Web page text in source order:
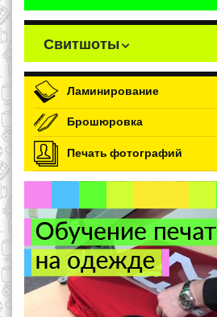
Свитшоты
Ламинирование
Брошюровка
Печать фотографий